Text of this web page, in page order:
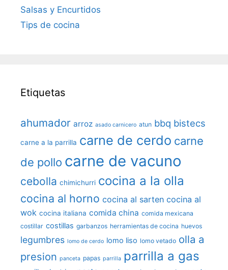
Salsas y Encurtidos
Tips de cocina
Etiquetas
ahumador arroz asado carnicero atun bbq bistecs
carne a la parrilla carne de cerdo carne
de pollo carne de vacuno
cebolla chimichurri cocina a la olla
cocina al horno cocina al sarten cocina al
wok cocina italiana comida china comida mexicana
costillar costillas garbanzos herramientas de cocina huevos
legumbres lomo de cerdo lomo liso lomo vetado olla a
presion panceta papas parrilla parrilla a gas